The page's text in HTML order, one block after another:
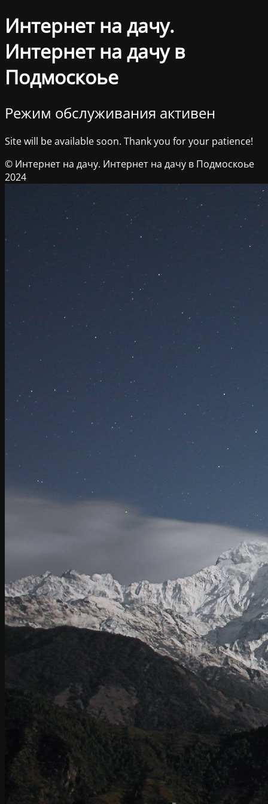
Интернет на дачу.
Интернет на дачу в
Подмоскоье
Режим обслуживания активен
Site will be available soon. Thank you for your patience!
© Интернет на дачу. Интернет на дачу в Подмоскоье
2024